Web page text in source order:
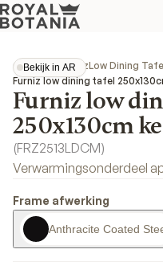
Bekijk in AR
Bekijk in AR
Collecties FurnizLow Dining
Furniz low dining tafel
Furniz low
250x130cm
(FRZ2513LDCM)
Verwarmingsonderdeel
Frame afwerking
Anthracite Coated